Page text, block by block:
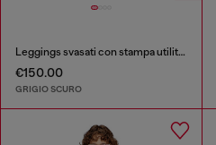
Leggings svasati con stampa utilitarian
€150.00
GRIGIO SCURO